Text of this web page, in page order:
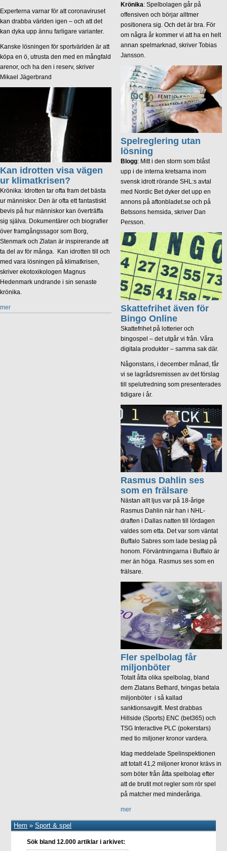
Krönika: Spelbolagen går på
offensiven och börjar alltmer
positionera sig. Och det är bra. För
om några år kommer vi att ha en helt
annan spelmarknad, skriver Tobias
Jansson.
Spelreglering utan
lösning
Blogg: Mitt i den storm som blåst
upp i de interna kretsarna inom
svensk idrott rörande SHL:s avtal
med Nordic Bet dyker det upp en
annons på aftonbladet.se och på
Betssons hemsida, skriver Dan
Persson.
Skattefrihet även för
Bingo Online
Skattefrihet på lotterier och
bingospel – det utgår vi från. Våra
digitala produkter – samma sak där.
Någonstans, i december månad, får
vi se lagrådsremissen av det förslag
till spelutredning som presenterades
tidigare i år.
Rasmus Dahlin ses
som en frälsare
Nästan allt ljus var på 18-årige
Rasmus Dahlin när han i NHL-
draften i Dallas natten till lördagen
valdes som etta. Det var som väntat
Buffalo Sabres som lade beslag på
honom. Förväntningarna i Buffalo är
mer än höga. Rasmus ses som en
frälsare.
Fler spelbolag får
miljonböter
Totalt åtta olika spelbolag, bland
dem Zlatans Bethard, tvingas betala
miljonböter i så kallad
sanktionsavgift. Mest drabbas
Hillside (Sports) ENC (bet365) och
TSG Interactive PLC (pokerstars)
med tio miljoner kronor vardera.
Idag meddelade Spelinspektionen
att totalt 41,2 miljoner kronor krävs in
som böter från åtta spelbolag efter
att de brutit mot regler som rör spel
på matcher med minderåriga.
mer
Experterna varnar för att coronaviruset
kan drabba världen igen – och att det
kan dyka upp ännu farligare varianter.
Kanske lösningen för sportvärlden är att
köpa en ö, utrusta den med en mångfald
arenor, och ha den i reserv, skriver
Mikael Jägerbrand
Kan idrotten visa vägen
ur klimatkrisen?
Krönika: Idrotten tar ofta fram det bästa
ur människor. Den är ofta ett fantastiskt
bevis på hur människor kan överträffa
sig själva. Dokumentärer och biografier
över framgångssagor som Borg,
Stenmark och Zlatan är inspirerande att
ta del av för många. Kan idrotten till och
med vara lösningen på klimatkrisen,
skriver ekotoxikologen Magnus
Hedenmark undrande i sin senaste
krönika.
mer
Hem »Sport & spel
Sök bland 12.000 artiklar i arkivet: